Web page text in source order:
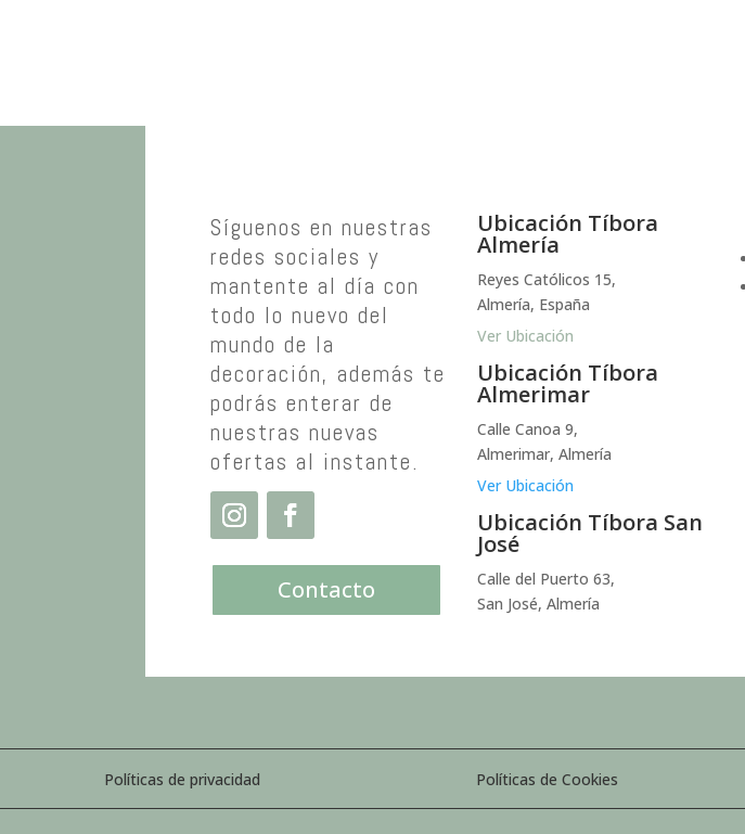
Síguenos en nuestras
redes sociales y
mantente al día con
todo lo nuevo del
mundo de la
decoración, además te
podrás enterar de
nuestras nuevas
ofertas al instante.
Contacto
Ubicación Tíbora
Almería
Reyes Católicos 15,
Almería, España
Ver Ubicación
Ubicación Tíbora
Almerimar
Calle Canoa 9,
Almerimar, Almería
Ver Ubicación
Ubicación Tíbora San
José
Calle del Puerto 63,
San José, Almería
Políticas de privacidad Políticas de Cookies